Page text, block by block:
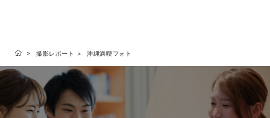
撮影レポート 沖縄満喫フォト